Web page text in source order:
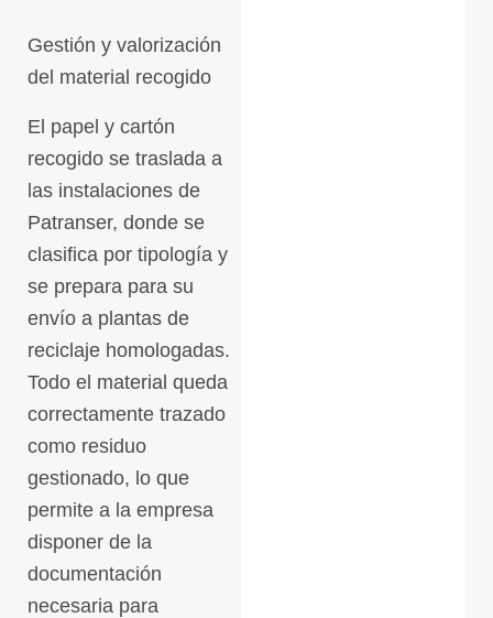
Gestión y valorización
del material recogido
El papel y cartón
recogido se traslada a
las instalaciones de
Patranser, donde se
clasifica por tipología y
se prepara para su
envío a plantas de
reciclaje homologadas.
Todo el material queda
correctamente trazado
como residuo
gestionado, lo que
permite a la empresa
disponer de la
documentación
necesaria para